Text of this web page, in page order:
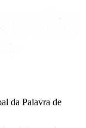
da Palavra de